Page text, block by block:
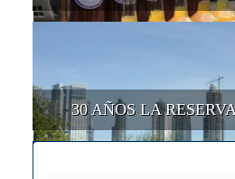
30 AÑOS LA